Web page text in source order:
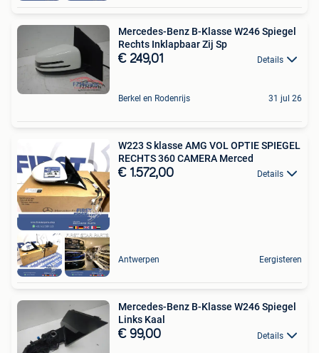
Mercedes-Benz B-Klasse W246 Spiegel
Rechts Inklapbaar Zij Sp
€ 249,01 Details
Berkel en Rodenrijs 31 jul 26
W223 S klasse AMG VOL OPTIE SPIEGEL
RECHTS 360 CAMERA Merced
€ 1.572,00 Details
Antwerpen Eergisteren
Mercedes-Benz B-Klasse W246 Spiegel
Links Kaal
€ 99,00 Details